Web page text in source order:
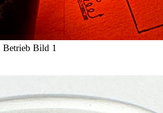
Bild 1